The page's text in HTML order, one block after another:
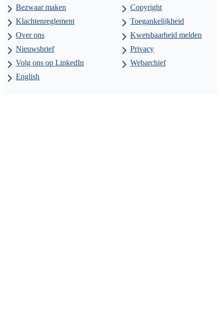
Bezwaar maken
Klachtenreglement
Over ons
Nieuwsbrief
Volg ons op LinkedIn
English
Copyright
Toegankelijkheid
Kwetsbaarheid melden
Privacy
Webarchief